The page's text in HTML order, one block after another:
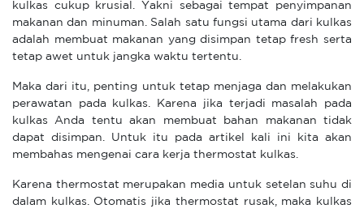
kulkas cukup krusial. Yakni sebagai tempat penyimpanan
makanan dan minuman. Salah satu fungsi utama dari kulkas
adalah membuat makanan yang disimpan tetap fresh serta
tetap awet untuk jangka waktu tertentu.
Maka dari itu, penting untuk tetap menjaga dan melakukan
perawatan pada kulkas. Karena jika terjadi masalah pada
kulkas Anda tentu akan membuat bahan makanan tidak
dapat disimpan. Untuk itu pada artikel kali ini kita akan
membahas mengenai cara kerja thermostat kulkas.
Karena thermostat merupakan media untuk setelan suhu di
dalam kulkas. Otomatis jika thermostat rusak, maka kulkas